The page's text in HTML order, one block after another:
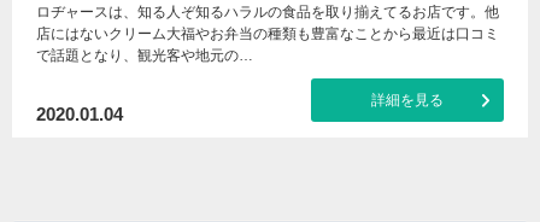
ロヂャースは、知る人ぞ知るハラルの食品を取り揃えてるお店です。他
店にはないクリーム大福やお弁当の種類も豊富なことから最近は口コミ
で話題となり、観光客や地元の…
2020.01.04
詳細を見る